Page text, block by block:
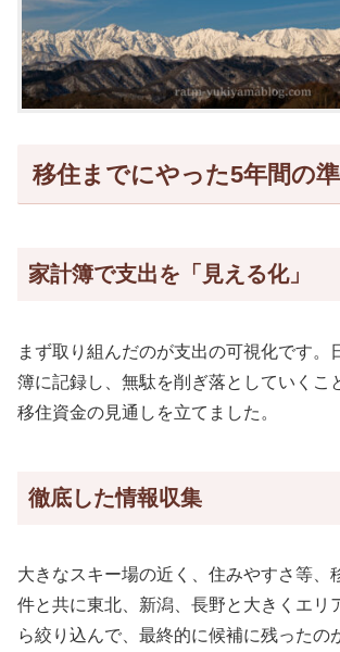
移住までにやった5年間の
家計簿で支出を「見える化」
まず取り組んだのが支出の可視化です。
簿に記録し、無駄を削ぎ落としていくこ
移住資金の見通しを立てました。
徹底した情報収集
大きなスキー場の近く、住みやすさ等、
件と共に東北、新潟、長野と大きくエリ
ら絞り込んで、最終的に候補に残ったの